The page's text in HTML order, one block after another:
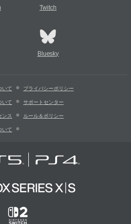
Twitch
Bluesky
いて プライバシーポリシー
いて サポートセンター
ンス ルール＆ポリシー
いて